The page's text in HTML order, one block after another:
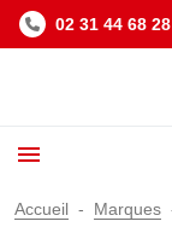
02 31 44 68 28
Accueil Marques